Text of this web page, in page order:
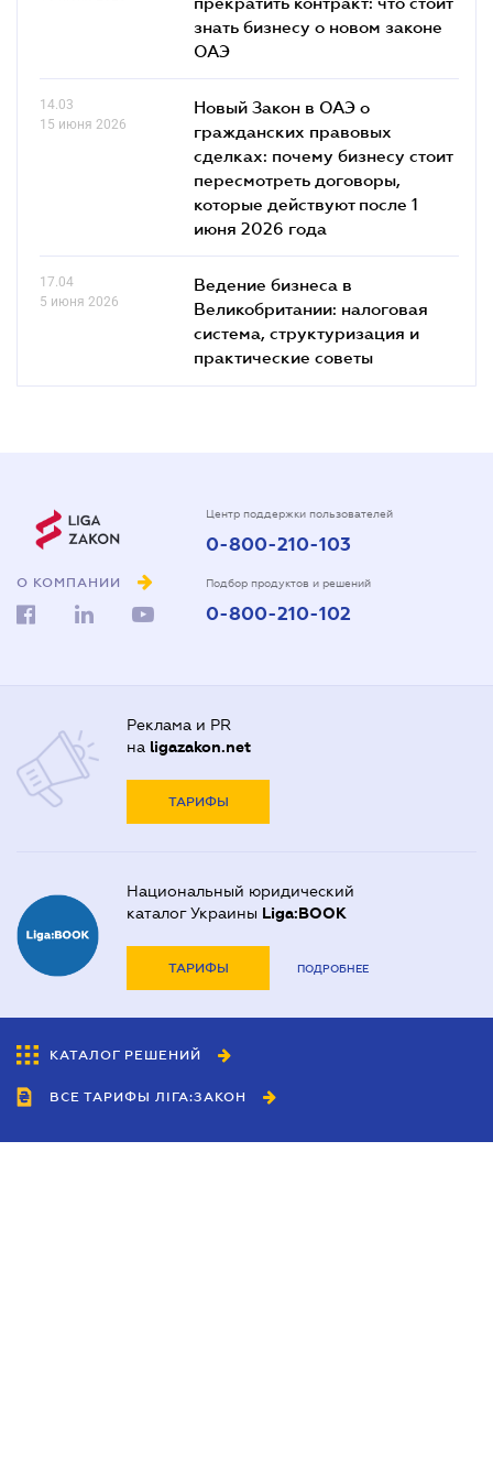
знать бизнесу о новом законе
ОАЭ
14.03
15 июня 2026
Новый Закон в ОАЭ о
гражданских правовых
сделках: почему бизнесу стоит
пересмотреть договоры,
которые действуют после 1
июня 2026 года
17.04
5 июня 2026
Ведение бизнеса в
Великобритании: налоговая
система, структуризация и
практические советы
О КОМПАНИИ
Центр поддержки пользователей
0-800-210-103
Подбор продуктов и решений
0-800-210-102
Реклама и PR
на ligazakon.net
ТАРИФЫ
Национальный юридический
каталог Украины Liga:BOOK
ТАРИФЫ ПОДРОБНЕЕ
КАТАЛОГ РЕШЕНИЙ
ВСЕ ТАРИФЫ ЛІГА:ЗАКОН